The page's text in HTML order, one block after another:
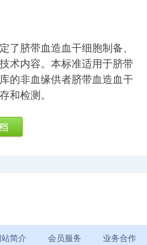
了脐带血造血干细胞制备、
术内容。本标准适用于脐带
的非血缘供者脐带血造血干
和检测。
站简介 会员服务 业务合作